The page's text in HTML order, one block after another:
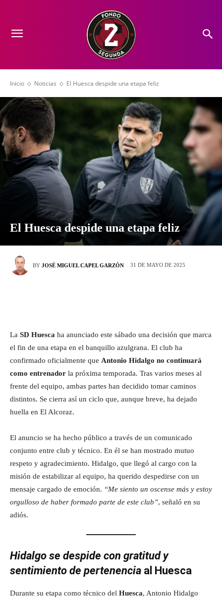
Inicio Noticias El Huesca despide una etapa feliz
El Huesca despide una etapa feliz
BY JOSÉ MIGUEL CAPEL GARZÓN 31 DE MAYO DE 2025
La SD Huesca ha anunciado este sábado una decisión que marca
el fin de una etapa en el banquillo azulgrana. El club ha
confirmado oficialmente que Antonio Hidalgo no continuará
como entrenador la próxima temporada. Tras varios meses al
frente del equipo, ambas partes han decidido tomar caminos
distintos. Se cierra así un ciclo que, aunque breve, ha dejado
huella en El Alcoraz.
El anuncio se ha hecho público a través de un comunicado
conjunto entre club y técnico. En él se han mostrado mutuo
respeto y agradecimiento. Hidalgo, que llegó al cargo con la
misión de estabilizar al equipo, ha querido despedirse con un
mensaje cargado de emoción. “Me siento un oscense más y estoy
orgulloso de haber formado parte de este club”, señaló en su
adiós.
Hidalgo se despide con gratitud y
sentimiento de pertenencia al Huesca
Durante su etapa como técnico del Huesca, Antonio Hidalgo